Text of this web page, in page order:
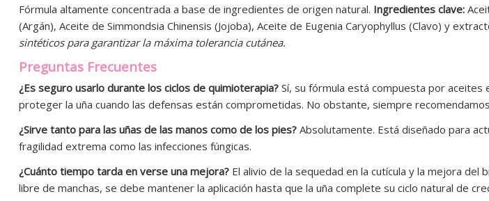
Fórmula altamente concentrada a base de ingredientes de origen natural. Ingredientes clave:
(Argán), Aceite de Simmondsia Chinensis (Jojoba), Aceite de Eugenia Caryophyllus (Clavo) y
sintéticos para garantizar la máxima tolerancia cutánea.
Preguntas Frecuentes
¿Es seguro usarlo durante los ciclos de quimioterapia? Sí, su fórmula está compuesta por aceites
proteger la uña cuando las defensas están comprometidas. No obstante, siempre
¿Sirve tanto para las uñas de las manos como de los pies? Absolutamente. Está diseñado para
fragilidad extrema como las infecciones fúngicas.
¿Cuánto tiempo tarda en verse una mejora? El alivio de la sequedad en la cutícula y la mejora
libre de manchas, se debe mantener la aplicación hasta que la uña complete su ciclo natural de